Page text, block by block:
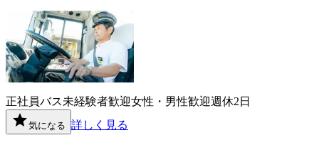
正社員バス未経験者歓迎女性・男性歓迎週休2日
気になる 詳しく見る